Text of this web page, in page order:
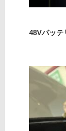
48Vバッテ